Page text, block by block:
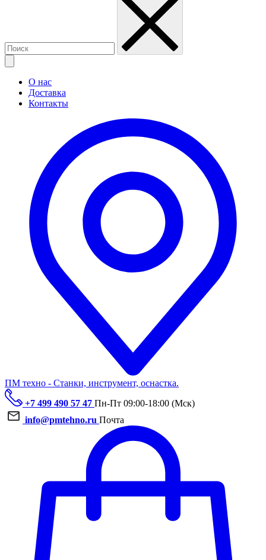
О нас
Доставка
Контакты
ПМ техно - Станки, инструмент, оснастка.
+7 499 490 57 47 Пн-Пт 09:00-18:00 (Мск)
info@pmtehno.ru Почта